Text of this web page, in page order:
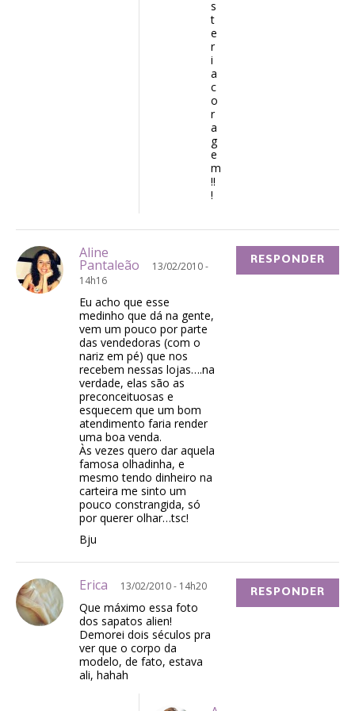
s
t
e
r
i
a
c
o
r
a
g
e
m
!!
!
Aline
Pantaleão
13/02/2010 -
14h16
Eu acho que esse
medinho que dá na gente,
vem um pouco por parte
das vendedoras (com o
nariz em pé) que nos
recebem nessas lojas….na
verdade, elas são as
preconceituosas e
esquecem que um bom
atendimento faria render
uma boa venda.
Às vezes quero dar aquela
famosa olhadinha, e
mesmo tendo dinheiro na
carteira me sinto um
pouco constrangida, só
por querer olhar…tsc!
Bju
RESPONDER
Erica 13/02/2010 - 14h20
Que máximo essa foto
dos sapatos alien!
Demorei dois séculos pra
ver que o corpo da
modelo, de fato, estava
ali, hahah
RESPONDER